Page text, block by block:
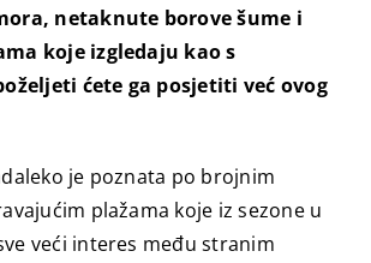
netaknute borove šume i
koje izgledaju kao s
ćete ga posjetiti već ovog
je poznata po brojnim
plažama koje iz sezone u
veći interes među stranim